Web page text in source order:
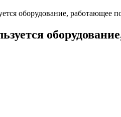
оборудование, работающее